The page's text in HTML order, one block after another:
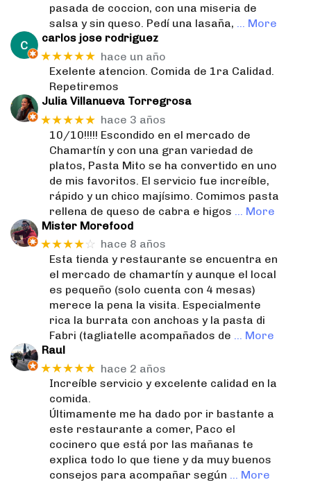
pasada de coccion, con una miseria de
salsa y sin queso. Pedí una lasaña,
… More
carlos jose rodriguez
★★★★★ hace un año
Exelente atencion. Comida de 1ra Calidad.
Repetiremos
Julia Villanueva Torregrosa
★★★★★ hace 3 años
10/10!!!!! Escondido en el mercado de
Chamartín y con una gran variedad de
platos, Pasta Mito se ha convertido en uno
de mis favoritos. El servicio fue increíble,
rápido y un chico majísimo. Comimos pasta
rellena de queso de cabra e higos
… More
Mister Morefood
★★★★☆ hace 8 años
Esta tienda y restaurante se encuentra en
el mercado de chamartín y aunque el local
es pequeño (solo cuenta con 4 mesas)
merece la pena la visita. Especialmente
rica la burrata con anchoas y la pasta di
Fabri (tagliatelle acompañados de … More
Raul
★★★★★ hace 2 años
Increíble servicio y excelente calidad en la
comida.
Últimamente me ha dado por ir bastante a
este restaurante a comer, Paco el
cocinero que está por las mañanas te
explica todo lo que tiene y da muy buenos
consejos para acompañar según … More